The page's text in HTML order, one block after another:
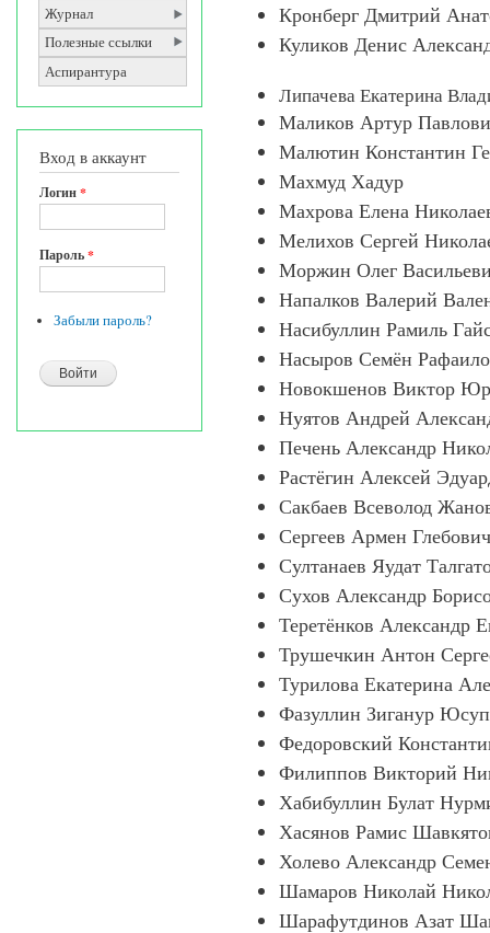
Журнал
Полезные ссылки
Аспирантура
Вход в аккаунт
Логин*
Пароль*
Забыли пароль?
Кронберг Дмитрий
Куликов Денис
Липачева Екатерина
Маликов Артур
Малютин Константин
Махмуд Хадур
Махрова Елена
Мелихов Сергей
Моржин Олег
Напалков Валерий
Насибуллин Рамиль
Насыров Семён
Новокшенов Виктор
Нуятов Андрей
Печень Александр
Растёгин Алексей
Сакбаев Всеволод
Сергеев Армен Глебович
Султанаев Яудат
Сухов Александр
Теретёнков Александр
Трушечкин Антон
Турилова Екатерина
Фазуллин Зиганур
Федоровский
Филиппов Викторий
Хабибуллин Булат
Хасянов Рамис
Холево Александр
Шамаров Николай
Шарафутдинов Азат